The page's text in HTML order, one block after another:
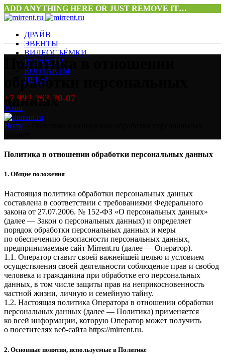
ADD ANYTHING HERE OR JUST REMOVE IT…
ДРАЙВ
ЭВЕНТЫ
ВИДЕОСЪЁМКИ
НОВОСТИ
КОНТАКТЫ
ЦЕНЫ
+7 993 263-30-07
Menu
Политика в отношении
обработки персональных
данных
Home
Политика в отношении обработки персональных данных
1. Общие положения
Настоящая политика обработки персональных данных
составлена в соответствии с требованиями Федерального
закона от 27.07.2006. № 152-ФЗ «О персональных данных»
(далее — Закон о персональных данных) и определяет
порядок обработки персональных данных и меры
по обеспечению безопасности персональных данных,
предпринимаемые сайт Mirrent.ru (далее — Оператор).
1.1. Оператор ставит своей важнейшей целью и условием
осуществления своей деятельности соблюдение прав и свобод
человека и гражданина при обработке его персональных
данных, в том числе защиты прав на неприкосновенность
частной жизни, личную и семейную тайну.
1.2. Настоящая политика Оператора в отношении обработки
персональных данных (далее — Политика) применяется
ко всей информации, которую Оператор может получить
о посетителях веб-сайта https://mirrent.ru.
2. Основные понятия, используемые в Политике